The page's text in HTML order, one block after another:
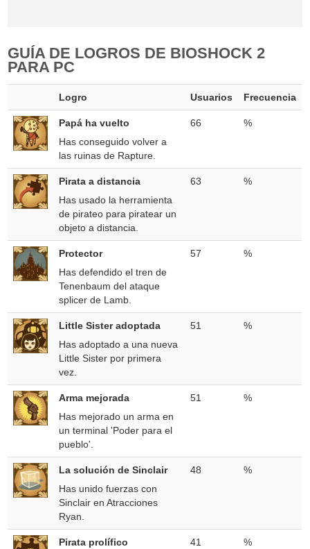
GUÍA DE LOGROS DE BIOSHOCK 2
PARA PC
Logro Usuarios Frecuencia
Papá ha vuelto
Has conseguido volver a
las ruinas de Rapture.
66 %
Pirata a distancia
Has usado la herramienta
de pirateo para piratear un
objeto a distancia.
63 %
Protector
Has defendido el tren de
Tenenbaum del ataque
splicer de Lamb.
57 %
Little Sister adoptada
Has adoptado a una nueva
Little Sister por primera
vez.
51 %
Arma mejorada
Has mejorado un arma en
un terminal 'Poder para el
pueblo'.
51 %
La solución de Sinclair
Has unido fuerzas con
Sinclair en Atracciones
Ryan.
48 %
Pirata prolífico
41 %